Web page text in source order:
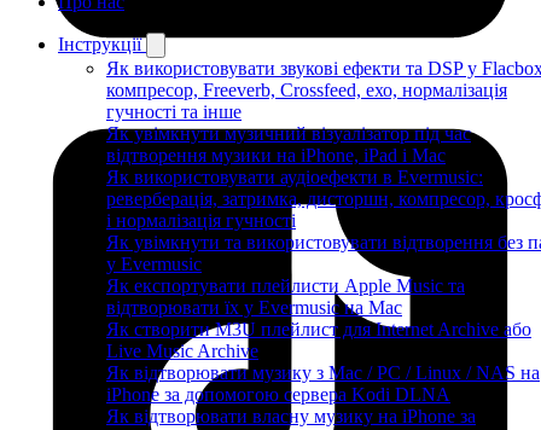
Інструкції
Як використовувати звукові ефекти та DSP у
компресор, Freeverb, Crossfeed, ехо, нормалізація
гучності та інше
Як увімкнути музичний візуалізатор під час
відтворення музики на iPhone, iPad і Mac
Як використовувати аудіоефекти в Evermusic:
реверберація, затримка, дисторшн, компресор,
і нормалізація гучності
Як увімкнути та використовувати відтворення без
у Evermusic
Як експортувати плейлисти Apple Music та
відтворювати їх у Evermusic на Mac
Як створити M3U плейлист для Internet Archive або
Live Music Archive
Як відтворювати музику з Mac / PC / Linux / NAS на
iPhone за допомогою сервера Kodi DLNA
Як відтворювати власну музику на iPhone за